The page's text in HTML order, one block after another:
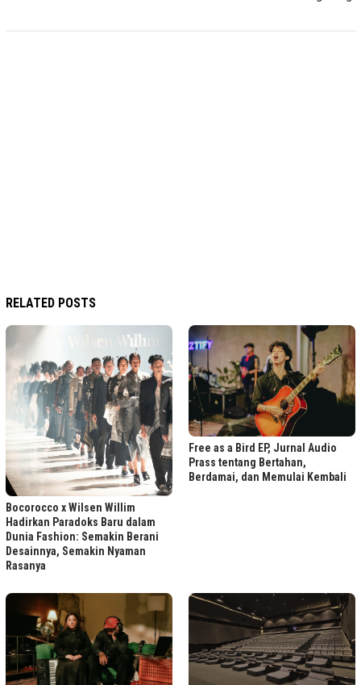
RELATED POSTS
Bocorocco x Wilsen Willim
Hadirkan Paradoks Baru dalam
Dunia Fashion: Semakin Berani
Desainnya, Semakin Nyaman
Rasanya
Free as a Bird EP, Jurnal Audio
Prass tentang Bertahan,
Berdamai, dan Memulai Kembali